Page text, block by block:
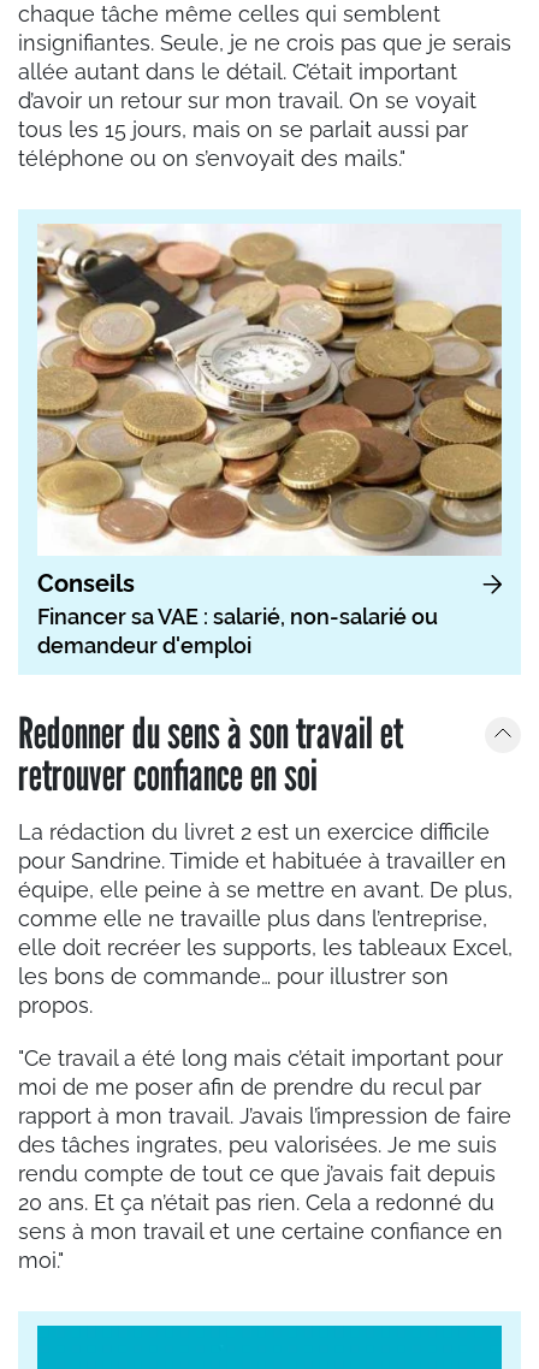
chaque tâche même celles qui semblent
insignifiantes. Seule, je ne crois pas que je serais
allée autant dans le détail. C’était important
d’avoir un retour sur mon travail. On se voyait
tous les 15 jours, mais on se parlait aussi par
téléphone ou on s’envoyait des mails."
Conseils
Financer sa VAE : salarié, non-salarié ou
demandeur d'emploi
Redonner du sens à son travail et
retrouver confiance en soi
La rédaction du livret 2 est un exercice difficile
pour Sandrine. Timide et habituée à travailler en
équipe, elle peine à se mettre en avant. De plus,
comme elle ne travaille plus dans l’entreprise,
elle doit recréer les supports, les tableaux Excel,
les bons de commande… pour illustrer son
propos.
"Ce travail a été long mais c’était important pour
moi de me poser afin de prendre du recul par
rapport à mon travail. J’avais l’impression de faire
des tâches ingrates, peu valorisées. Je me suis
rendu compte de tout ce que j’avais fait depuis
20 ans. Et ça n’était pas rien. Cela a redonné du
sens à mon travail et une certaine confiance en
moi."